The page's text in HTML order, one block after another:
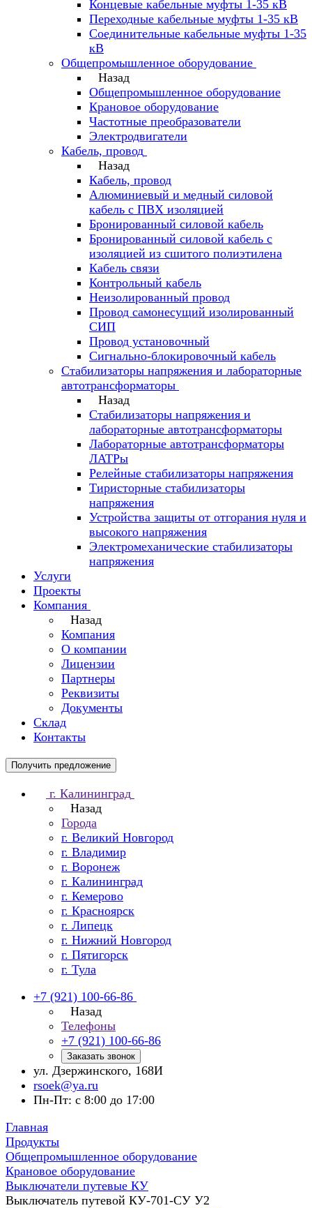
Концевые кабельные муфты 1-35 кВ
Переходные кабельные муфты 1-35 кВ
Соединительные кабельные муфты 1-35
кВ
Общепромышленное оборудование
Назад
Общепромышленное оборудование
Крановое оборудование
Частотные преобразователи
Электродвигатели
Кабель, провод
Назад
Кабель, провод
Алюминиевый и медный силовой
кабель с ПВХ изоляцией
Бронированный силовой кабель
Бронированный силовой кабель с
изоляцией из сшитого полиэтилена
Кабель связи
Контрольный кабель
Неизолированный провод
Провод самонесущий изолированный
СИП
Провод установочный
Сигнально-блокировочный кабель
Стабилизаторы напряжения и лабораторные
автотрансформаторы
Назад
Стабилизаторы напряжения и
лабораторные автотрансформаторы
Лабораторные автотрансформаторы
ЛАТРы
Релейные стабилизаторы напряжения
Тиристорные стабилизаторы
напряжения
Устройства защиты от отгорания нуля и
высокого напряжения
Электромеханические стабилизаторы
напряжения
Услуги
Проекты
Компания
Назад
Компания
О компании
Лицензии
Партнеры
Реквизиты
Документы
Склад
Контакты
Получить предложение
г. Калининград
Назад
Города
г. Великий Новгород
г. Владимир
г. Воронеж
г. Калининград
г. Кемерово
г. Красноярск
г. Липецк
г. Нижний Новгород
г. Пятигорск
г. Тула
+7 (921) 100-66-86
Назад
Телефоны
+7 (921) 100-66-86
Заказать звонок
ул. Дзержинского, 168И
rsoek@ya.ru
Пн-Пт: с 8:00 до 17:00
Главная
Продукты
Общепромышленное оборудование
Крановое оборудование
Выключатели путевые КУ
Выключатель путевой КУ-701-СУ У2